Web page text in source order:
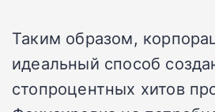
Таким образом,
идеальный способ
стопроцентных хитов